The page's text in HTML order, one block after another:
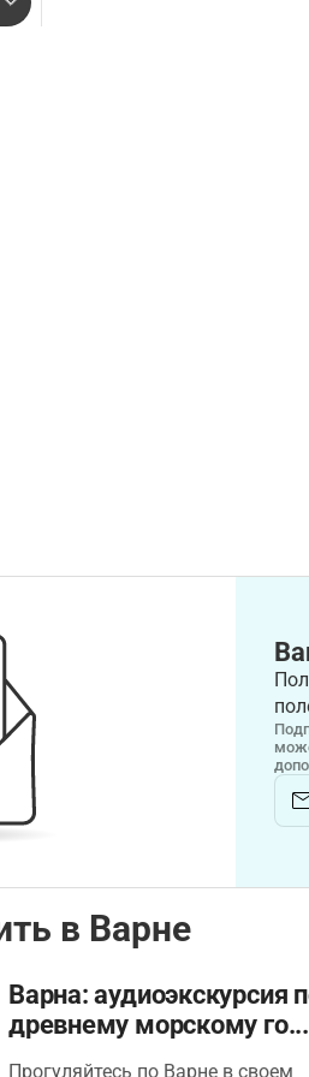
в Варне
Варна: аудиоэкскурсия
древнему морскому го...
Прогуляйтесь по Варне в своем